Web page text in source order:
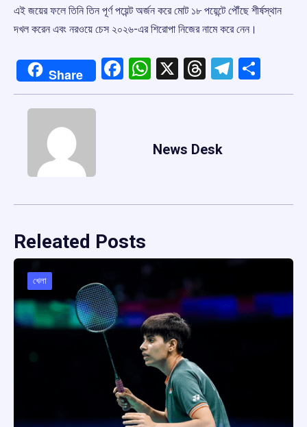
এই জয়ের ফলে তিনি তিন পূর্ণ পয়েন্ট অর্জন করে মোট ১৮ পয়েন্টে পৌঁছে শীর্ষস্থান
দখল করেন এবং নরওয়ে চেস ২০২৬-এর শিরোপা নিজের নামে করে নেন।
Share Facebook
WhatsApp
X Threads
News Desk
Releated Posts
খেলা